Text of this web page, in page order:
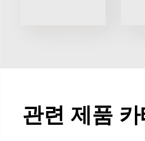
관련 제품